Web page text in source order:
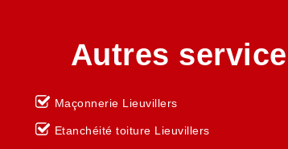
Autres
Maçonnerie Lieuvillers
Etanchéité toiture Lieuvillers